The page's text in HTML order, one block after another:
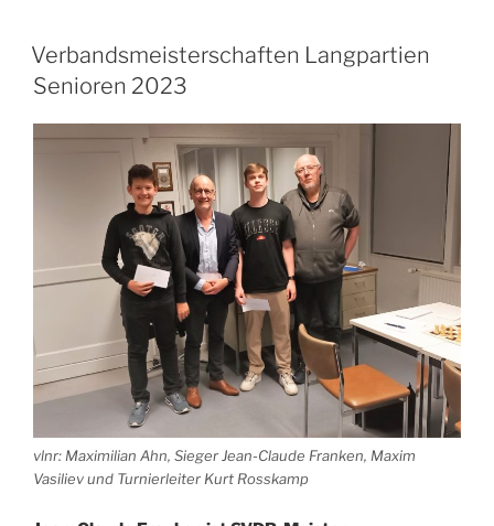
Verbandsmeisterschaften Langpartien
Senioren 2023
vlnr: Maximilian Ahn, Sieger Jean-Claude Franken, Maxim
Vasiliev und Turnierleiter Kurt Rosskamp